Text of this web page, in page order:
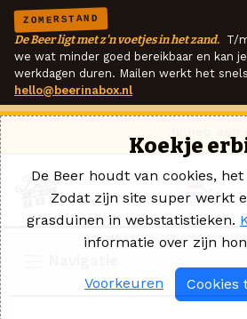
ZOMERSTAND
De Beer ligt met z'n voetjes in het zand. T/
we wat minder goed bereikbaar en kan
werkdagen duren. Mailen werkt het
hello@beerinabox.nl
Koekje
De Beer houdt van cookies,
Zodat zijn site super werkt
grasduinen in webstatistieken.
informatie over zijn
Voorkeuren Cookies